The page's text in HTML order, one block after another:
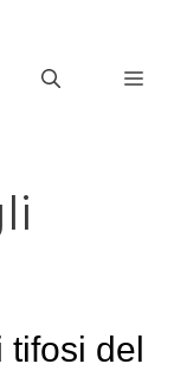
tifosi del